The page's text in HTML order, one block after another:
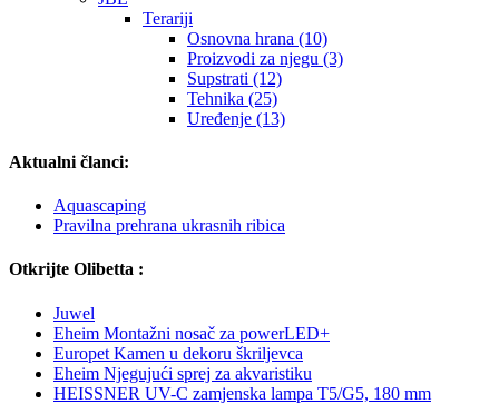
Terariji
Osnovna hrana (10)
Proizvodi za njegu (3)
Supstrati (12)
Tehnika (25)
Uređenje (13)
Aktualni članci:
Aquascaping
Pravilna prehrana ukrasnih ribica
Otkrijte Olibetta :
Juwel
Eheim Montažni nosač za powerLED+
Europet Kamen u dekoru škriljevca
Eheim Njegujući sprej za akvaristiku
HEISSNER UV-C zamjenska lampa T5/G5, 180 mm